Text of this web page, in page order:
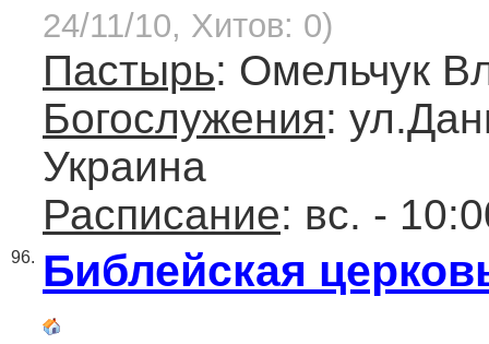
24/11/10, Хитов: 0)
Пастырь: Омельчук
Богослужения:
Украина
Расписание: вс. -
96. Библейская